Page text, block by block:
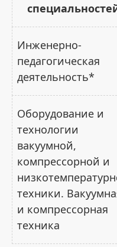
Инженерно-
педагогическая
деятельность*
Оборудование и
технологии
вакуумной,
компрессорной и
техники.
и компрессорная
техника